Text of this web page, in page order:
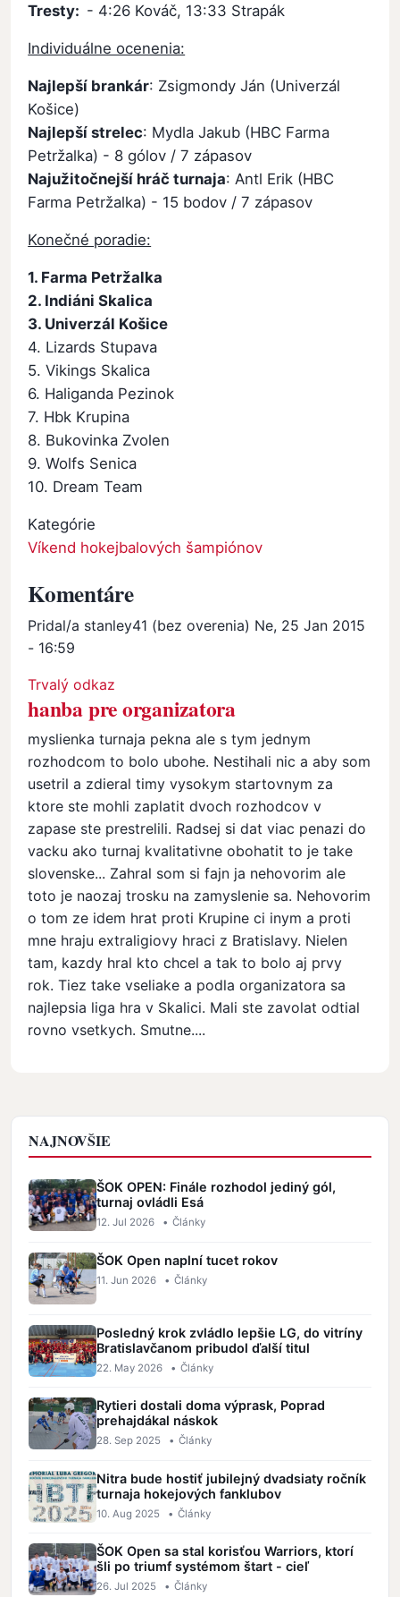
Tresty: - 4:26 Kováč, 13:33 Strapák
Individuálne ocenenia:
Najlepší brankár: Zsigmondy Ján (Univerzál
Košice)
Najlepší strelec: Mydla Jakub (HBC Farma
Petržalka) - 8 gólov / 7 zápasov
Najužitočnejší hráč turnaja: Antl Erik (HBC
Farma Petržalka) - 15 bodov / 7 zápasov
Konečné poradie:
1. Farma Petržalka
2. Indiáni Skalica
3. Univerzál Košice
4. Lizards Stupava
5. Vikings Skalica
6. Haliganda Pezinok
7. Hbk Krupina
8. Bukovinka Zvolen
9. Wolfs Senica
10. Dream Team
Kategórie
Víkend hokejbalových šampiónov
Komentáre
Pridal/a stanley41 (bez overenia) Ne, 25 Jan 2015
- 16:59
Trvalý odkaz
hanba pre organizatora
myslienka turnaja pekna ale s tym jednym
rozhodcom to bolo ubohe. Nestihali nic a aby som
usetril a zdieral timy vysokym startovnym za
ktore ste mohli zaplatit dvoch rozhodcov v
zapase ste prestrelili. Radsej si dat viac penazi do
vacku ako turnaj kvalitativne obohatit to je take
slovenske... Zahral som si fajn ja nehovorim ale
toto je naozaj trosku na zamyslenie sa. Nehovorim
o tom ze idem hrat proti Krupine ci inym a proti
mne hraju extraligiovy hraci z Bratislavy. Nielen
tam, kazdy hral kto chcel a tak to bolo aj prvy
rok. Tiez take vseliake a podla organizatora sa
najlepsia liga hra v Skalici. Mali ste zavolat odtial
rovno vsetkych. Smutne....
NAJNOVŠIE
ŠOK OPEN: Finále rozhodol jediný gól,
turnaj ovládli Esá
12. Jul 2026 • Články
ŠOK Open naplní tucet rokov
11. Jun 2026 • Články
Posledný krok zvládlo lepšie LG, do vitríny
Bratislavčanom pribudol ďalší titul
22. May 2026 • Články
Rytieri dostali doma výprask, Poprad
prehajdákal náskok
28. Sep 2025 • Články
Nitra bude hostiť jubilejný dvadsiaty ročník
turnaja hokejových fanklubov
10. Aug 2025 • Články
ŠOK Open sa stal korisťou Warriors, ktorí
šli po triumf systémom štart - cieľ
26. Jul 2025 • Články